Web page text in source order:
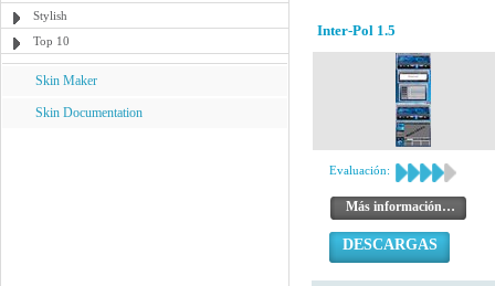
Stylish
Top 10
Skin Maker
Skin Documentation
Inter-Pol 1.5
Evaluación:
Más información…
DESCARGAS